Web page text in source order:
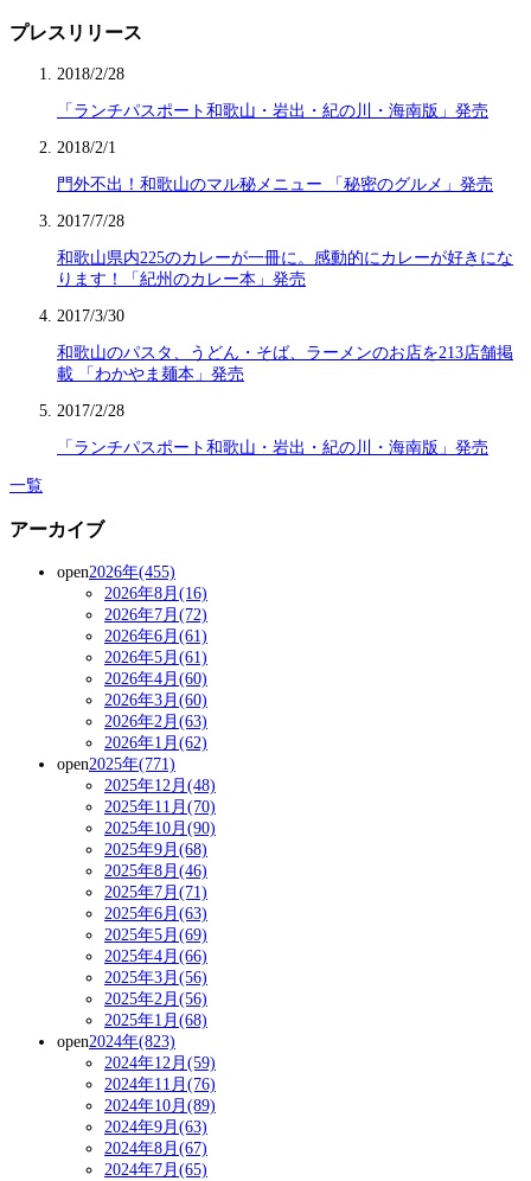
プレスリリース
2018/2/28
「ランチパスポート和歌山・岩出・紀の川・海南版」発売
2018/2/1
門外不出！和歌山のマル秘メニュー 「秘密のグルメ」発売
2017/7/28
和歌山県内225のカレーが一冊に。感動的にカレーが好きにな
ります！「紀州のカレー本」発売
2017/3/30
和歌山のパスタ、うどん・そば、ラーメンのお店を213店舗掲
載 「わかやま麺本」発売
2017/2/28
「ランチパスポート和歌山・岩出・紀の川・海南版」発売
一覧
アーカイブ
open2026年(455)
2026年8月(16)
2026年7月(72)
2026年6月(61)
2026年5月(61)
2026年4月(60)
2026年3月(60)
2026年2月(63)
2026年1月(62)
open2025年(771)
2025年12月(48)
2025年11月(70)
2025年10月(90)
2025年9月(68)
2025年8月(46)
2025年7月(71)
2025年6月(63)
2025年5月(69)
2025年4月(66)
2025年3月(56)
2025年2月(56)
2025年1月(68)
open2024年(823)
2024年12月(59)
2024年11月(76)
2024年10月(89)
2024年9月(63)
2024年8月(67)
2024年7月(65)